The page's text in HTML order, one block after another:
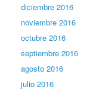
diciembre 2016
noviembre 2016
octubre 2016
septiembre 2016
agosto 2016
julio 2016